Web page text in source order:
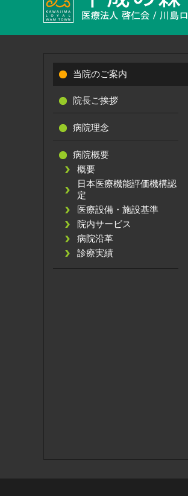
当院のご案内
院長ご挨拶
病院理念
病院概要
概要
日本医療機能評価機構認
定
医療設備・施設基準
院内サービス
病院沿革
診療実績